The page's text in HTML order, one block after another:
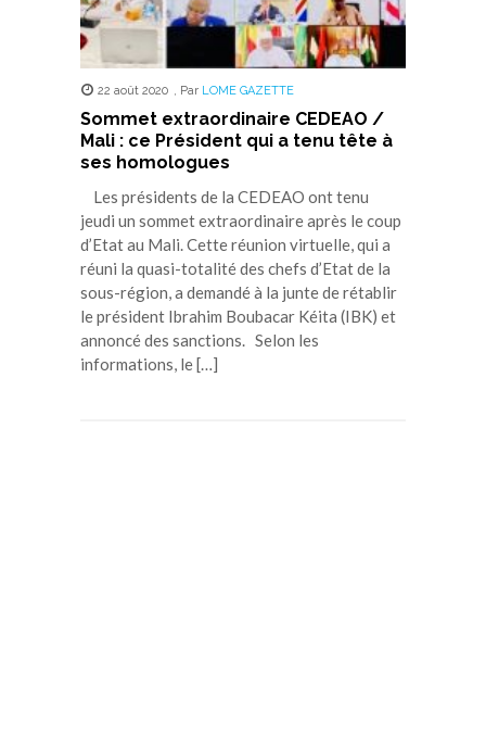
22 août 2020 , Par LOME GAZETTE
Sommet extraordinaire CEDEAO /
Mali : ce Président qui a tenu tête à
ses homologues
Les présidents de la CEDEAO ont tenu
jeudi un sommet extraordinaire après le coup
d’Etat au Mali. Cette réunion virtuelle, qui a
réuni la quasi-totalité des chefs d’Etat de la
sous-région, a demandé à la junte de rétablir
le président Ibrahim Boubacar Kéita (IBK) et
annoncé des sanctions. Selon les
informations, le […]